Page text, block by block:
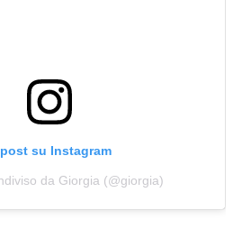
su Instagram
da Giorgia (@giorgia)